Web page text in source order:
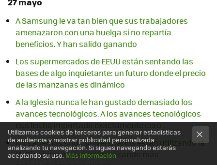
A Samsung le va tan bien que sus trabajadores
amenazaron con una huelga si no repartía
beneficios. Y han salido ganando
Los supermercados de EEUU están sentando las
bases de algo inquietante: un futuro donde el precio
de las manzanas es dinámico
A la Iglesia nunca le han gustado demasiado los
avances tecnológicos. A los avances tecnológicos
eso les ha importado exactamente cero
No sabemos si los universitarios están utilizando la
IA. Sí sabemos que están sacando más
Utilizamos cookies de terceros para generar estadísticas
de audiencia y mostrar publicidad personalizada
analizando tu navegación. Si sigues navegando estarás
aceptando su uso.Más información